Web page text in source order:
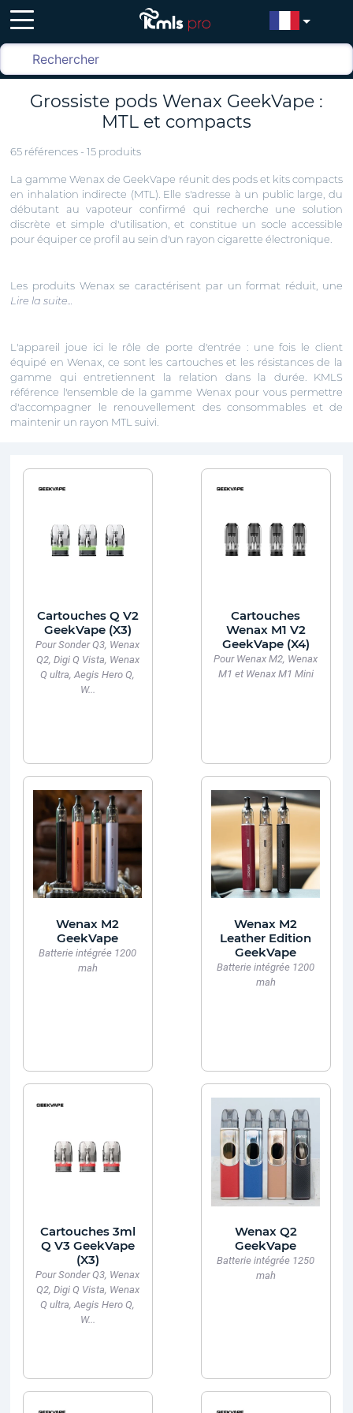
Grossiste pods Wenax GeekVape :
MTL et compacts
65 références - 15 produits
La gamme Wenax de GeekVape réunit des pods et kits compacts
en inhalation indirecte (MTL). Elle s'adresse à un public large, du
débutant au vapoteur confirmé qui recherche une solution
discrète et simple d'utilisation, et constitue un socle accessible
pour équiper ce profil au sein d'un rayon cigarette électronique.
Les produits Wenax se caractérisent par un format réduit, une
Lire la suite...
L'appareil joue ici le rôle de porte d'entrée : une fois le client
équipé en Wenax, ce sont les cartouches et les résistances de la
gamme qui entretiennent la relation dans la durée. KMLS
référence l'ensemble de la gamme Wenax pour vous permettre
d'accompagner le renouvellement des consommables et de
maintenir un rayon MTL suivi.
Cartouches Q V2
GeekVape (X3)
Pour Sonder Q3, Wenax
Q2, Digi Q Vista, Wenax
Q ultra, Aegis Hero Q,
W...
Cartouches
Wenax M1 V2
GeekVape (X4)
Pour Wenax M2, Wenax
M1 et Wenax M1 Mini
Wenax M2
GeekVape
Batterie intégrée 1200
mah
Wenax M2
Leather Edition
GeekVape
Batterie intégrée 1200
mah
Cartouches 3ml
Q V3 GeekVape
(X3)
Pour Sonder Q3, Wenax
Q2, Digi Q Vista, Wenax
Q ultra, Aegis Hero Q,
W...
Wenax Q2
GeekVape
Batterie intégrée 1250
mah